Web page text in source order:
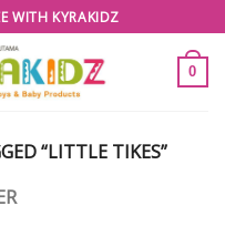
WITH KYRAKIDZ
0
“LITTLE TIKES”